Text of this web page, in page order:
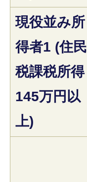
現役並み所
得者1 (住民
税課税所得
145万円以
上)